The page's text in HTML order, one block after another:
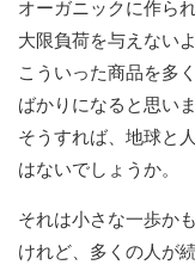
オーガニックに作ら
大限負荷を与えない
こういった商品を多
ばかりになると思いま
そうすれば、地球と
はないでしょうか。
それは小さな一歩か
けれど、多くの人が